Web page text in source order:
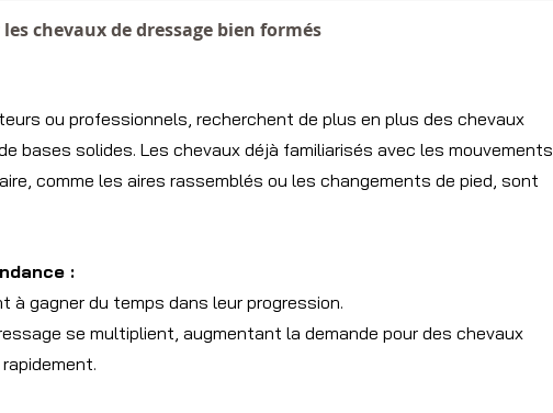
chevaux de dressage bien formés
ou professionnels, recherchent de plus en plus des chevaux
bases solides. Les chevaux déjà familiarisés avec les mouvements
comme les aires rassemblés ou les changements de pied, sont
:
à gagner du temps dans leur progression.
se multiplient, augmentant la demande pour des chevaux